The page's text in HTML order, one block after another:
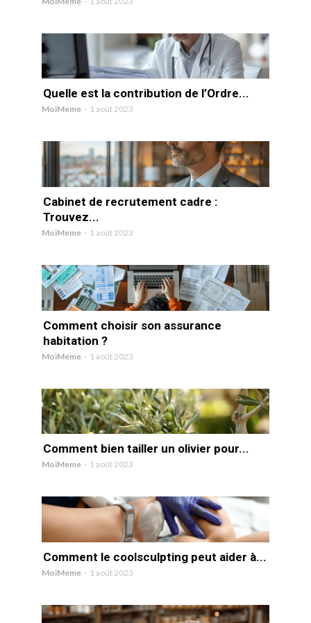
Quelle est la contribution de l’Ordre...
MoiMeme - 1 août 2023
Cabinet de recrutement cadre :
Trouvez...
MoiMeme - 1 août 2023
Comment choisir son assurance
habitation ?
MoiMeme - 1 août 2023
Comment bien tailler un olivier pour...
MoiMeme - 1 août 2023
Comment le coolsculpting peut aider à...
MoiMeme - 1 août 2023